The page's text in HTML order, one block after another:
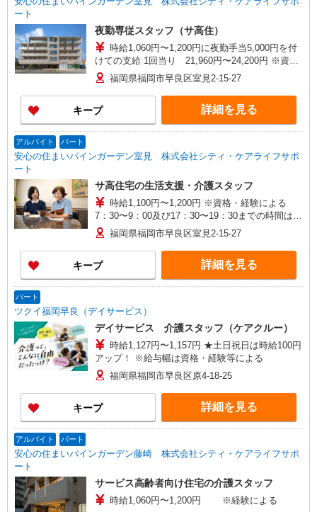
ート
夜勤専従スタッフ（サ高住）
時給1,060円〜1,200円に夜勤手当5,000円を付
けての支給 1回当り 21,960円〜24,200円 ※資
格・経験による
福岡県福岡市早良区室見2-15-27
キープ 詳細を見る
アルバイト パート
安心の住まいパインガーデン室見 株式会社シティ・ケアライフサポ
ート
サ高住宅の生活支援・介護スタッフ
時給1,100円〜1,200円 ※資格・経験による
7：30〜9：00及び17：30〜19：30までの時間は
早出・遅出手当として当該時間帯の時給＋100円
福岡県福岡市早良区室見2-15-27
キープ 詳細を見る
パート
ツクイ福岡早良（デイサービス）
デイサービス 介護スタッフ（ケアクルー）
時給1,127円〜1,157円 ★土日祝日は時給100円
アップ！ ※給与幅は資格・経験等による
福岡県福岡市早良区原4-18-25
キープ 詳細を見る
アルバイト パート
安心の住まいパインガーデン藤崎 株式会社シティ・ケアライフサポ
ート
サービス高齢者向け住宅の介護スタッフ
時給1,060円〜1,200円 ※経験による